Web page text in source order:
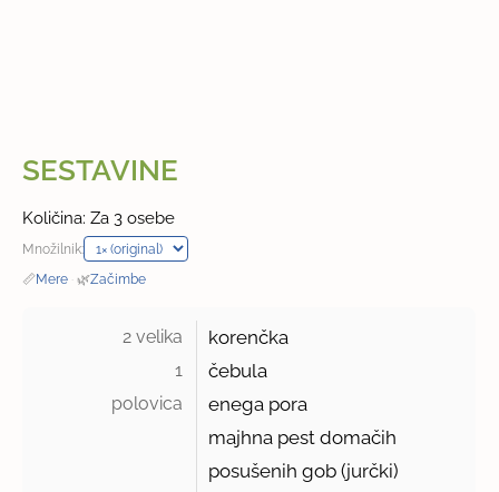
SESTAVINE
Količina: Za 3 osebe
Množilnik:
📏Mere · 🌿Začimbe
2 velika korenčka
1 čebula
polovica
enega pora
majhna pest domačih
posušenih gob (jurčki)